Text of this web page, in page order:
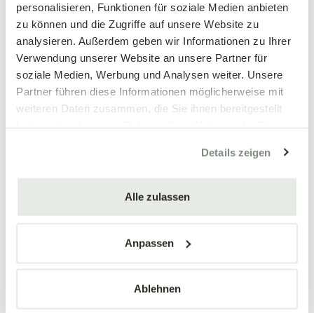
personalisieren, Funktionen für soziale Medien anbieten
zu können und die Zugriffe auf unsere Website zu
analysieren. Außerdem geben wir Informationen zu Ihrer
Verwendung unserer Website an unsere Partner für
soziale Medien, Werbung und Analysen weiter. Unsere
Partner führen diese Informationen möglicherweise mit
weiteren Daten zusammen, die Sie ihnen bereitgestellt
Details zeigen
Alle zulassen
Anpassen
Ablehnen
3 Liter Topf
mehrere Varianten verfügbar!
'Konstantinopeler'
10 Liter Topf
Birnenquitte 'Bereczki'
Busch
10 Liter Topf